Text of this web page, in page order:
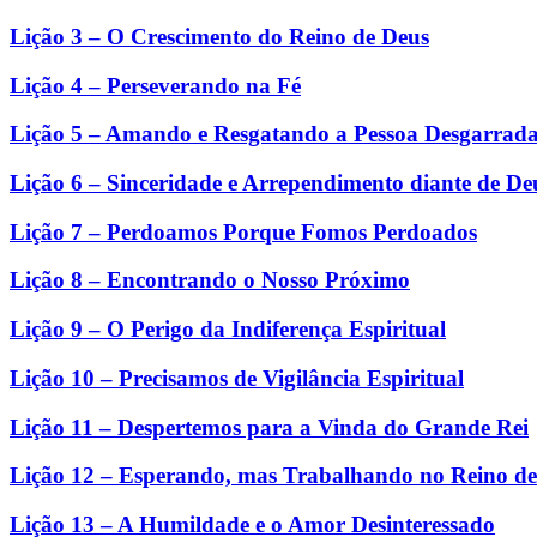
Lição 3 – O Crescimento do Reino de Deus
Lição 4 – Perseverando na Fé
Lição 5 – Amando e Resgatando a Pessoa
Lição 6 – Sinceridade e Arrependimento diante de
Lição 7 – Perdoamos Porque Fomos Perdoados
Lição 8 – Encontrando o Nosso Próximo
Lição 9 – O Perigo da Indiferença Espiritual
Lição 10 – Precisamos de Vigilância Espiritual
Lição 11 – Despertemos para a Vinda do Grande Rei
Lição 12 – Esperando, mas Trabalhando no Reino
Lição 13 – A Humildade e o Amor Desinteressado